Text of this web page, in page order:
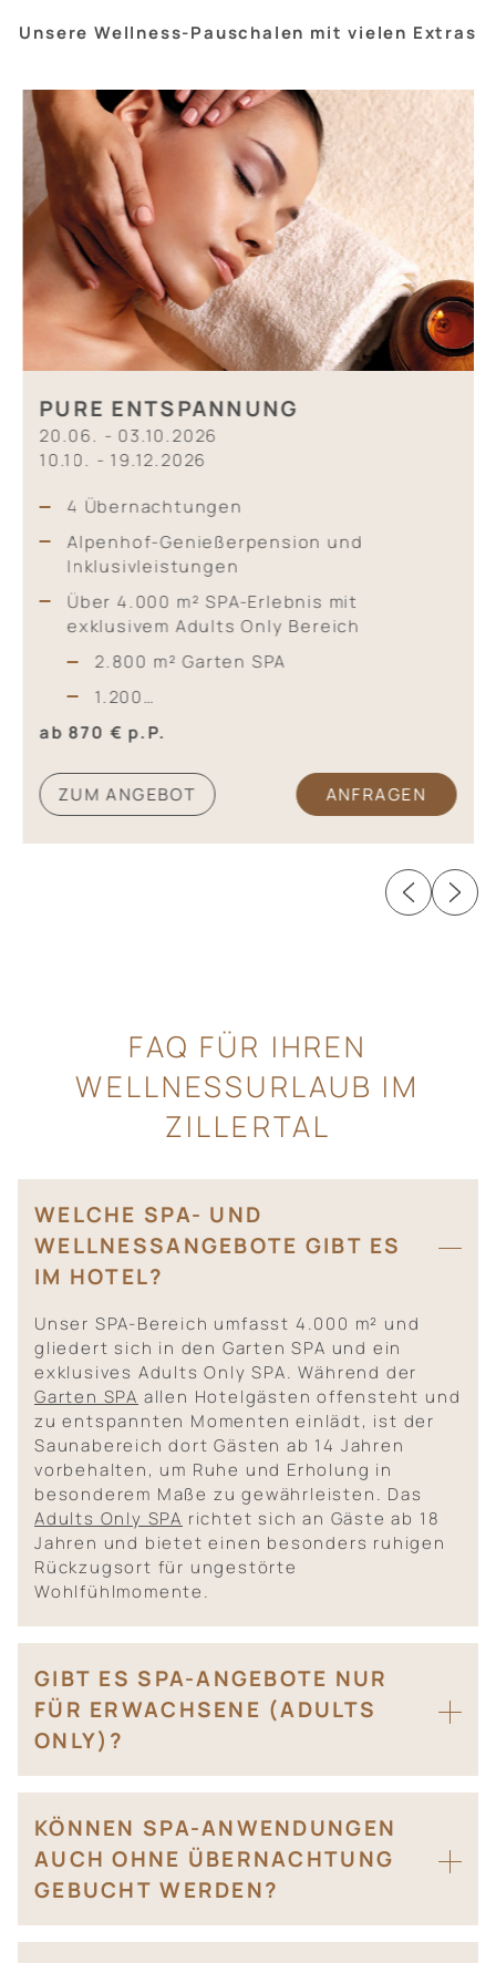
Unsere Wellness-Pauschalen mit vielen Extras
PURE ENTSPANNUNG
20.06. - 03.10.2026
10.10. - 19.12.2026
4 Übernachtungen
Alpenhof-Genießerpension und
Inklusivleistungen
Über 4.000 m² SPA-Erlebnis mit
exklusivem Adults Only Bereich
2.800 m² Garten SPA
1.200…
ab 870 € p.P.
ZUM ANGEBOT
FAQ FÜR IHREN
WELLNESSURLAUB IM
ZILLERTAL
WELCHE SPA- UND
WELLNESSANGEBOTE GIBT ES
IM HOTEL?
Unser SPA-Bereich umfasst 4.000 m² und
gliedert sich in den Garten SPA und ein
exklusives Adults Only SPA. Während der
Garten SPA allen Hotelgästen offensteht und
zu entspannten Momenten einlädt, ist der
Saunabereich dort Gästen ab 14 Jahren
vorbehalten, um Ruhe und Erholung in
besonderem Maße zu gewährleisten. Das
Adults Only SPA richtet sich an Gäste ab 18
Jahren und bietet einen besonders ruhigen
Rückzugsort für ungestörte
Wohlfühlmomente.
GIBT ES SPA-ANGEBOTE NUR
FÜR ERWACHSENE (ADULTS
ONLY)?
KÖNNEN SPA-ANWENDUNGEN
AUCH OHNE ÜBERNACHTUNG
GEBUCHT WERDEN?